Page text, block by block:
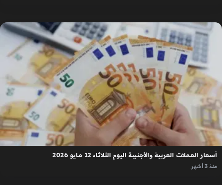
أسعار العملات العربية والأجنبية اليوم الثلاثاء 12 مايو 2026
منذ 3 أشهر